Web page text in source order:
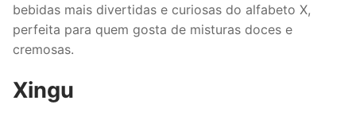
bebidas mais divertidas e curiosas do alfabeto X,
perfeita para quem gosta de misturas doces e
cremosas.
Xingu